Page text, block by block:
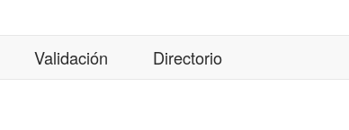
Validación Directorio